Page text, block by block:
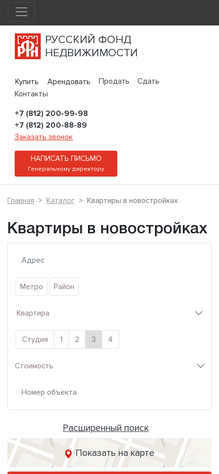
РУССКИЙ ФОНД
НЕДВИЖИМОСТИ
Купить Арендовать Продать
Сдать
Контакты
+7 (812) 200-99-98
+7 (812) 200-88-89
Заказать звонок
НАПИСАТЬ ПИСЬМО
Генеральному директору
Главная Каталог Квартиры в новостройках
Квартиры в новостройках
Метро Район
Квартира
Студия 1 2 3 4
Стоимость
Расширенный поиск
Показать на карте